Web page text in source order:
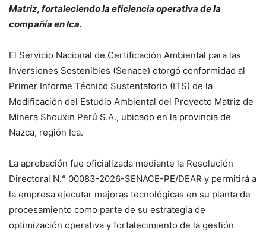
Matriz, fortaleciendo la eficiencia operativa de la
compañía en Ica.
El Servicio Nacional de Certificación Ambiental para las
Inversiones Sostenibles (Senace) otorgó conformidad al
Primer Informe Técnico Sustentatorio (ITS) de la
Modificación del Estudio Ambiental del Proyecto Matriz de
Minera Shouxin Perú S.A., ubicado en la provincia de
Nazca, región Ica.
La aprobación fue oficializada mediante la Resolución
Directoral N.° 00083-2026-SENACE-PE/DEAR y permitirá a
la empresa ejecutar mejoras tecnológicas en su planta de
procesamiento como parte de su estrategia de
optimización operativa y fortalecimiento de la gestión